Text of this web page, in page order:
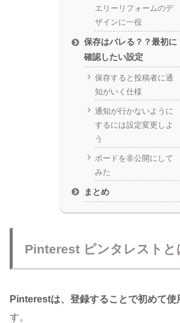
エリーリフォームのデ
ザインに一役
保存はバレる？？最初に
確認したい設定
保存すると投稿者に通
知がいく仕様
通知が行かないように
するには設定変更しよ
う
ボードを非公開にして
みた
まとめ
Pinterest ピンタレストと
Pinterestは、登録することで初めて使
す。